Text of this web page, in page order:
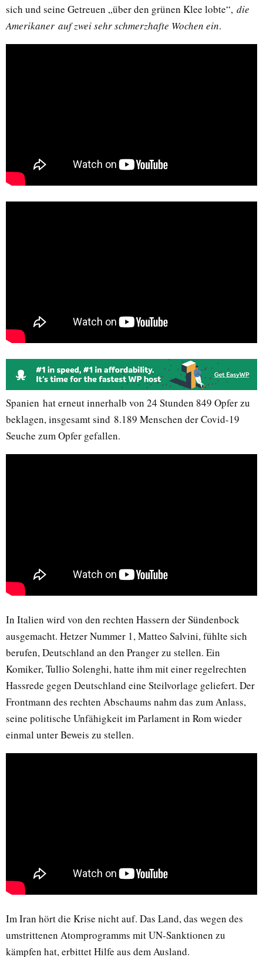
sich und seine Getreuen „über den grünen Klee lobte“, die
Amerikaner auf zwei sehr schmerzhafte Wochen ein.
Spanien hat erneut innerhalb von 24 Stunden 849 Opfer zu
beklagen, insgesamt sind 8.189 Menschen der Covid-19
Seuche zum Opfer gefallen.
In Italien wird von den rechten Hassern der Sündenbock
ausgemacht. Hetzer Nummer 1, Matteo Salvini, fühlte sich
berufen, Deutschland an den Pranger zu stellen. Ein
Komiker, Tullio Solenghi, hatte ihm mit einer regelrechten
Hassrede gegen Deutschland eine Steilvorlage geliefert. Der
Frontmann des rechten Abschaums nahm das zum Anlass,
seine politische Unfähigkeit im Parlament in Rom wieder
einmal unter Beweis zu stellen.
Im Iran hört die Krise nicht auf. Das Land, das wegen des
umstrittenen Atomprogramms mit UN-Sanktionen zu
kämpfen hat, erbittet Hilfe aus dem Ausland.